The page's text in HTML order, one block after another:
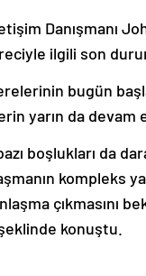
ilgili son
yarın da devam
kompleks
çıkmasını
konuştu.